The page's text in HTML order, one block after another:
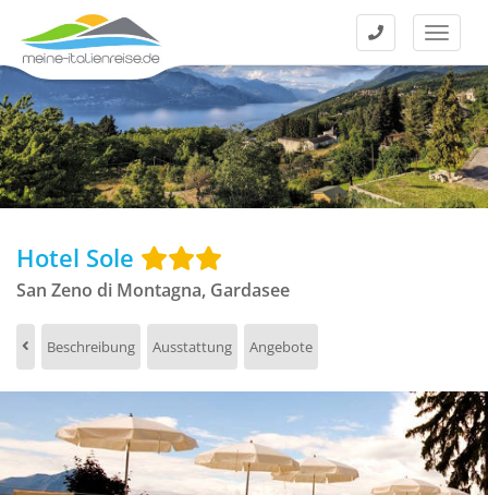
Kontakt Menü
Hotel Sole
San Zeno di Montagna, Gardasee
Beschreibung Ausstattung Angebote